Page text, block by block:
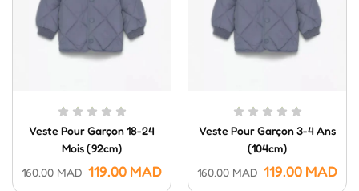
Veste Pour Garçon 18-24
Mois (92cm)
160.00MAD 119.00 MAD
Veste Pour Garçon 3-4 Ans
(104cm)
160.00MAD 119.00 MAD